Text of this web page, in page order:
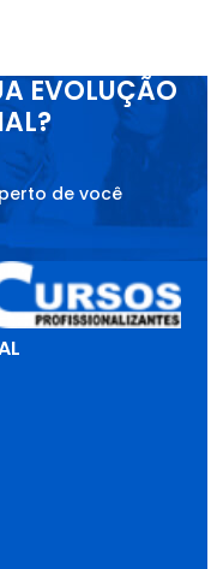
EVOLUÇÃO
de você